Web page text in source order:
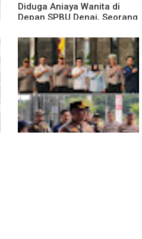
Diduga Aniaya Wanita di
Depan SPBU Denai, Seorang
Medan Area